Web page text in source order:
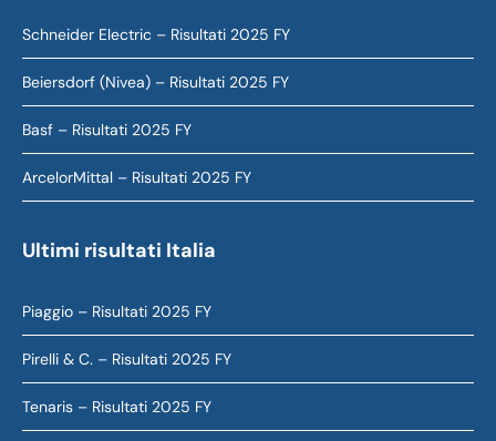
Schneider Electric – Risultati 2025 FY
Beiersdorf (Nivea) – Risultati 2025 FY
Basf – Risultati 2025 FY
ArcelorMittal – Risultati 2025 FY
Ultimi risultati Italia
Piaggio – Risultati 2025 FY
Pirelli & C. – Risultati 2025 FY
Tenaris – Risultati 2025 FY